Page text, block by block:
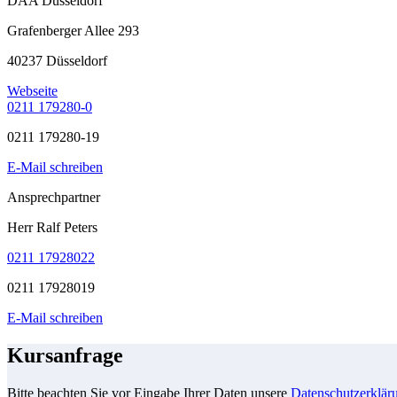
Grafenberger Allee 293
40237 Düsseldorf
Webseite
0211 179280-0
0211 179280-19
E-Mail schreiben
Ansprechpartner
Herr Ralf Peters
0211 17928022
0211 17928019
E-Mail schreiben
Kursanfrage
Bitte beachten Sie vor Eingabe Ihrer Daten unsere